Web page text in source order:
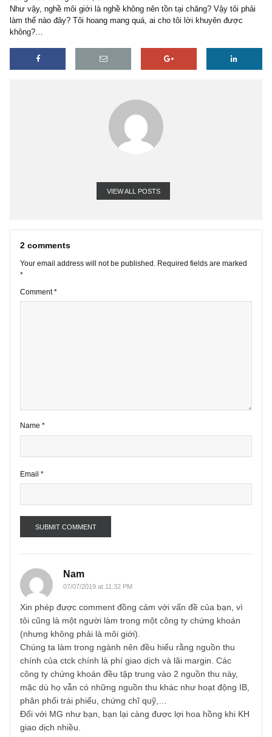
Tôi đã nằm suy nghĩ rất nhiều, cách mà tôi làm cũng như các
khác làm đều có hiệu quả cũng như hệ quả, sinh lời có, mà thua
tư giá trị, bỏ qua phần lớn cái gọi là cơ hội ngắn hạn, chọn mức
làm thế nào đây? Tôi hoang mang quá, ai cho tôi lời khuyên được
Name*
Email*
Nam